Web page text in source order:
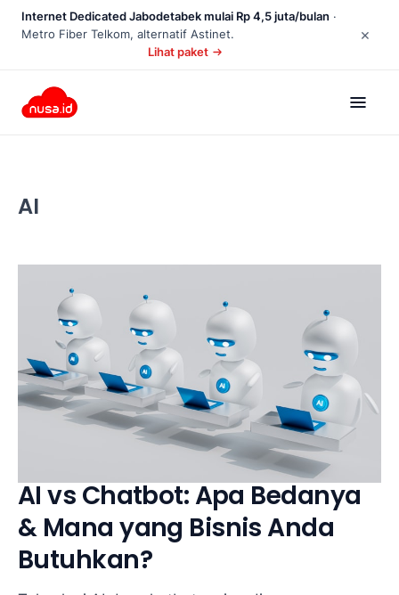
Internet Dedicated Jabodetabek mulai Rp 4,5 juta/bulan ·
Metro Fiber Telkom, alternatif Astinet.
Lihat paket
×
AI
AI vs Chatbot: Apa Bedanya
& Mana yang Bisnis Anda
Butuhkan?